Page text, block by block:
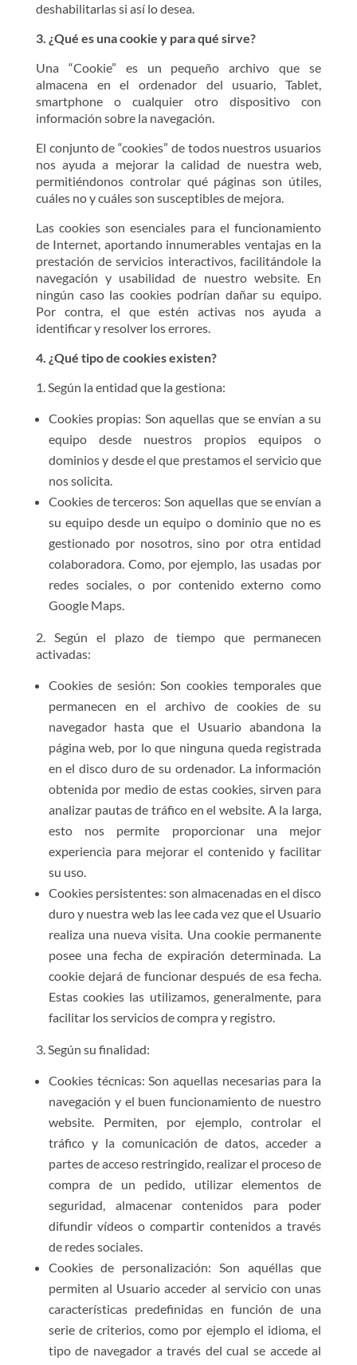
deshabilitarlas si así lo desea.
3. ¿Qué es una cookie y para qué sirve?
Una “Cookie” es un pequeño archivo que se
almacena en el ordenador del usuario, Tablet,
smartphone o cualquier otro dispositivo con
información sobre la navegación.
El conjunto de “cookies” de todos nuestros usuarios
nos ayuda a mejorar la calidad de nuestra web,
permitiéndonos controlar qué páginas son útiles,
cuáles no y cuáles son susceptibles de mejora.
Las cookies son esenciales para el funcionamiento
de Internet, aportando innumerables ventajas en la
prestación de servicios interactivos, facilitándole la
navegación y usabilidad de nuestro website. En
ningún caso las cookies podrían dañar su equipo.
Por contra, el que estén activas nos ayuda a
identificar y resolver los errores.
4. ¿Qué tipo de cookies existen?
1. Según la entidad que la gestiona:
Cookies propias: Son aquellas que se envían a su
equipo desde nuestros propios equipos o
dominios y desde el que prestamos el servicio que
nos solicita.
Cookies de terceros: Son aquellas que se envían a
su equipo desde un equipo o dominio que no es
gestionado por nosotros, sino por otra entidad
colaboradora. Como, por ejemplo, las usadas por
redes sociales, o por contenido externo como
Google Maps.
2. Según el plazo de tiempo que permanecen
activadas:
Cookies de sesión: Son cookies temporales que
permanecen en el archivo de cookies de su
navegador hasta que el Usuario abandona la
página web, por lo que ninguna queda registrada
en el disco duro de su ordenador. La información
obtenida por medio de estas cookies, sirven para
analizar pautas de tráfico en el website. A la larga,
esto nos permite proporcionar una mejor
experiencia para mejorar el contenido y facilitar
su uso.
Cookies persistentes: son almacenadas en el disco
duro y nuestra web las lee cada vez que el Usuario
realiza una nueva visita. Una cookie permanente
posee una fecha de expiración determinada. La
cookie dejará de funcionar después de esa fecha.
Estas cookies las utilizamos, generalmente, para
facilitar los servicios de compra y registro.
3. Según su finalidad:
Cookies técnicas: Son aquellas necesarias para la
navegación y el buen funcionamiento de nuestro
website. Permiten, por ejemplo, controlar el
tráfico y la comunicación de datos, acceder a
partes de acceso restringido, realizar el proceso de
compra de un pedido, utilizar elementos de
seguridad, almacenar contenidos para poder
difundir vídeos o compartir contenidos a través
de redes sociales.
Cookies de personalización: Son aquéllas que
permiten al Usuario acceder al servicio con unas
características predefinidas en función de una
serie de criterios, como por ejemplo el idioma, el
tipo de navegador a través del cual se accede al